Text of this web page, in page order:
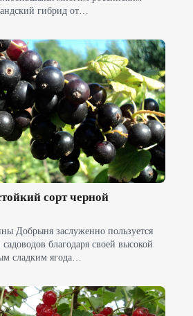
гибрид от…
сорт черной
Добрыня заслуженно пользуется
благодаря своей высокой
сладким ягода…